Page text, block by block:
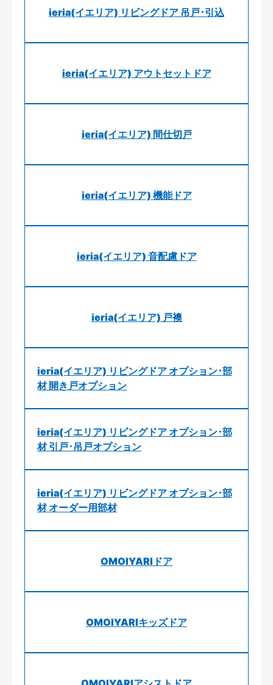
ieria(イエリア) リビングドア 吊戸･引込
ieria(イエリア) アウトセットドア
ieria(イエリア) 間仕切戸
ieria(イエリア) 機能ドア
ieria(イエリア) 音配慮ドア
ieria(イエリア) 戸襖
ieria(イエリア) リビングドア オプション･部
材 開き戸オプション
ieria(イエリア) リビングドア オプション･部
材 引戸･吊戸オプション
ieria(イエリア) リビングドア オプション･部
材 オーダー用部材
OMOIYARIドア
OMOIYARIキッズドア